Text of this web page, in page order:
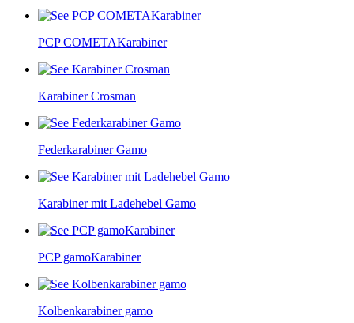
PCP COMETAKarabiner
Karabiner Crosman
Federkarabiner Gamo
Karabiner mit Ladehebel Gamo
PCP gamoKarabiner
Kolbenkarabiner gamo